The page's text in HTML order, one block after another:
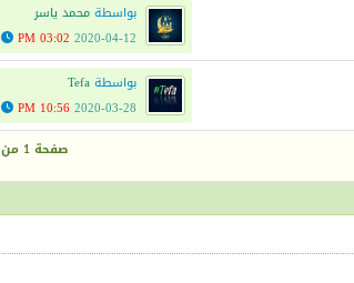
بواسطةمحمد ياسر
2020-04-12
03:02 PM
بواسطةTefa
2020-03-28
10:56 PM
صفحة 1 من 4